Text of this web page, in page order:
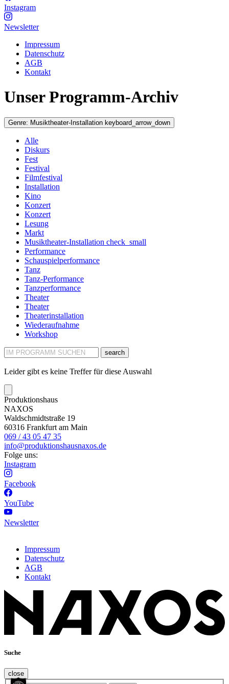
Instagram
Newsletter
Impressum
Datenschutz
AGB
Kontakt
Unser Programm-Archiv
Genre: Musiktheater-Installation keyboard_arrow_down
Alle
Diskurs
Fest
Festival
Filmfestival
Installation
Kino
Konzert
Konzert
Lesung
Markt
Musiktheater-Installation check_small
Performance
Schauspielperformance
Tanz
Tanz-Performance
Tanzperformance
Theater
Theater
Theaterinstallation
Wiederaufnahme
Workshop
search
Leider gibt es keine Treffer für diese Auswahl
Produktionshaus
NAXOS
Waldschmidtstraße 19
60316 Frankfurt am Main
069 / 43 05 47 35
info@produktionshausnaxos.de
Folge uns:
Instagram
Facebook
YouTube
Newsletter
Impressum
Datenschutz
AGB
Kontakt
Suche
close